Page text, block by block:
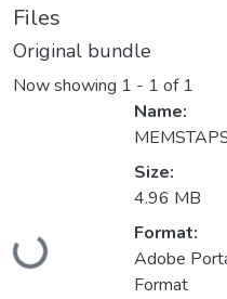
Files
Original bundle
Now showing 1 - 1 of 1
Loading...
Name:
Size:
4.96 MB
Format:
Adobe
Format